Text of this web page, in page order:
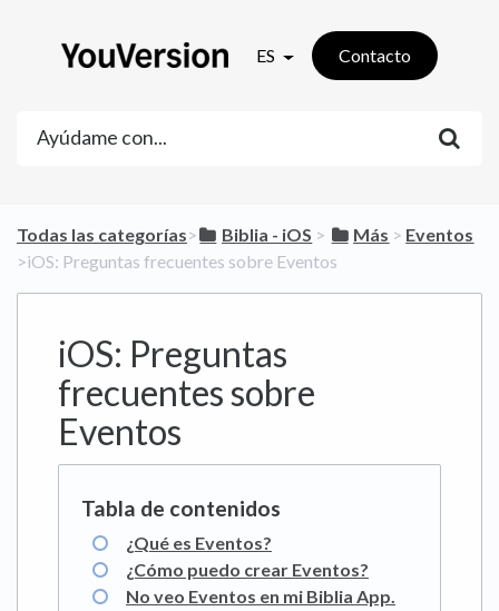
ES Contacto
Todas las categorías​>​ ​Biblia - iOS ​ > ​ ​Más ​ > ​ ​Eventos
>​ iOS: Preguntas frecuentes sobre Eventos
iOS: Preguntas
frecuentes sobre
Eventos
¿Qué es Eventos?
¿Cómo puedo crear Eventos?
No veo Eventos en mi Biblia App.